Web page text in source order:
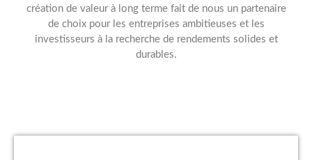
création de valeur à long terme fait de nous un partenaire
de choix pour les entreprises ambitieuses et les
investisseurs à la recherche de rendements solides et
durables.